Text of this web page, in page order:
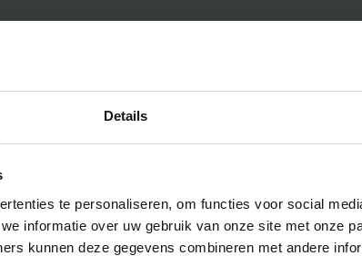
Details
te personaliseren, om functies voor social
informatie over uw gebruik van onze site met onze
kunnen deze gegevens combineren met andere
outdoor
indoor
actief
Pakketten & Tarieven